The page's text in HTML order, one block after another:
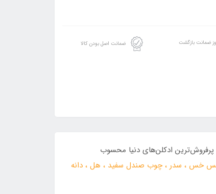
ضمانت اصل بودن کالا
ادکلن‌های دنیا محسوب
، خس خس ، سدر ، چوب صندل سفید ، هل ، دانه